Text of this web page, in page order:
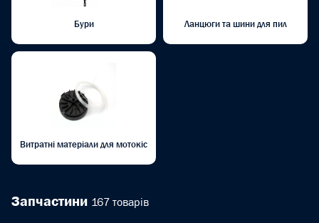
Бури Ланцюги та шини для пил
Витратні матеріали для мотокіс
Запчастини 167 товарів